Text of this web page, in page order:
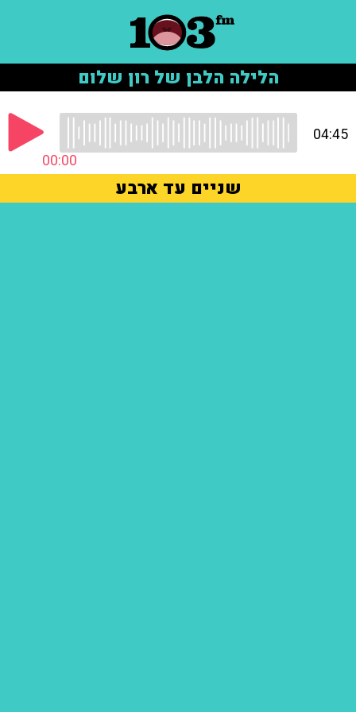
הלילה הלבן של רון שלום
00:00
04:45
שניים עד ארבע